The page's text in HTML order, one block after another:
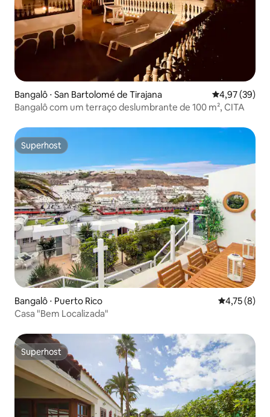
Bangalô ⋅ San Bartolomé de Tirajana 4,97 de uma
4,97 (39)
Bangalô com um terraço deslumbrante de 100 m², CITA
Superhost
Superhost
Bangalô ⋅ Puerto Rico 4,75 de
4,75 (8)
Casa "Bem Localizada"
Superhost
Superhost